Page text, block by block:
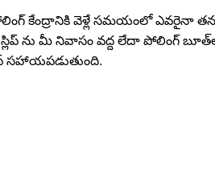
కేంద్రానికి వెళ్లే సమయంలో ఎవరైనా తన
స్లిప్ ను మీ నివాసం వద్ద లేదా పోలింగ్
సహాయపడుతుంది.